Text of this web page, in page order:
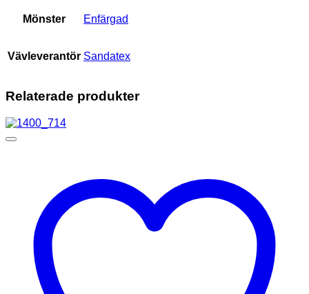
Mönster Enfärgad
Vävleverantör Sandatex
Relaterade produkter